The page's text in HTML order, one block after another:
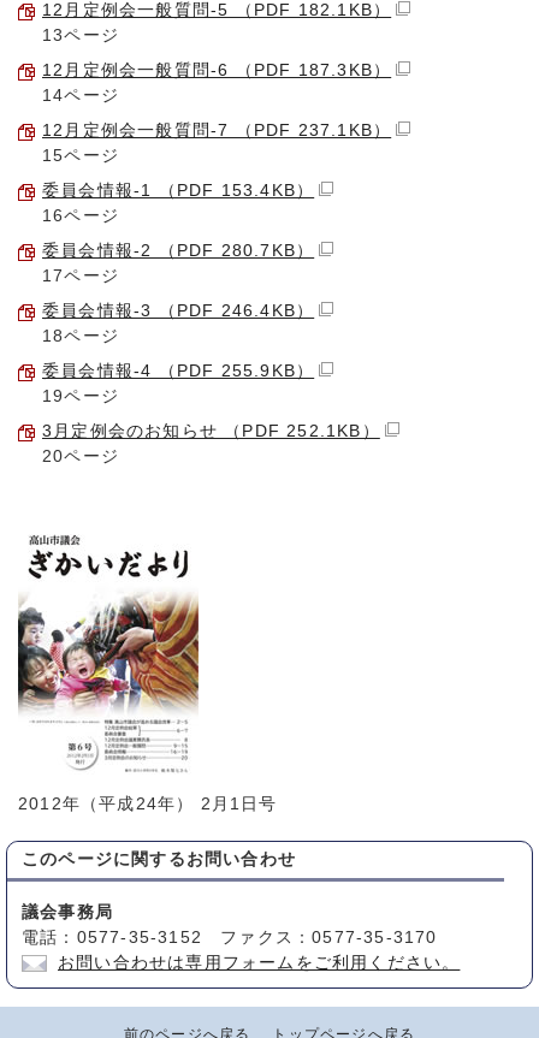
12月定例会一般質問-5 （PDF 182.1KB）
13ページ
12月定例会一般質問-6 （PDF 187.3KB）
14ページ
12月定例会一般質問-7 （PDF 237.1KB）
15ページ
委員会情報-1 （PDF 153.4KB）
16ページ
委員会情報-2 （PDF 280.7KB）
17ページ
委員会情報-3 （PDF 246.4KB）
18ページ
委員会情報-4 （PDF 255.9KB）
19ページ
3月定例会のお知らせ （PDF 252.1KB）
20ページ
2012年（平成24年） 2月1日号
このページに関する お問い合わせ
議会事務局
電話：0577-35-3152 ファクス：0577-35-3170
お問い合わせは専用フォームをご利用ください。